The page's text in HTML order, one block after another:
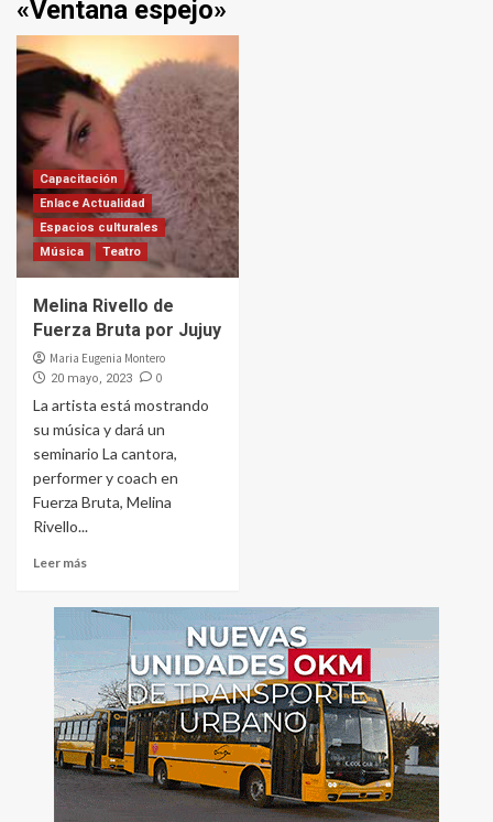
«Ventana espejo»
Capacitación
Enlace Actualidad
Espacios culturales
Música
Teatro
Melina Rivello de
Fuerza Bruta por Jujuy
Maria Eugenia Montero
20 mayo, 2023 0
La artista está mostrando
su música y dará un
seminario La cantora,
performer y coach en
Fuerza Bruta, Melina
Rivello...
Leer más